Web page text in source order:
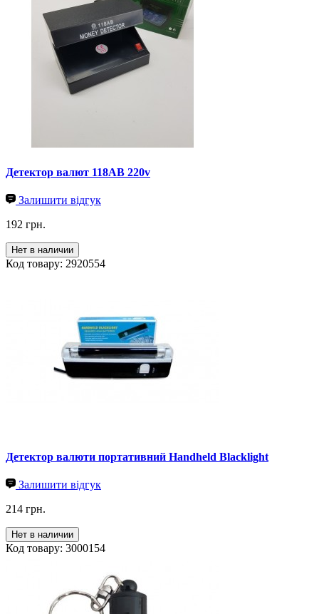
Детектор валют 118AB 220v
Залишити відгук
192 грн.
Нет в наличии
Код товару: 2920554
Детектор валюти портативний Handheld Blacklight
Залишити відгук
214 грн.
Нет в наличии
Код товару: 3000154